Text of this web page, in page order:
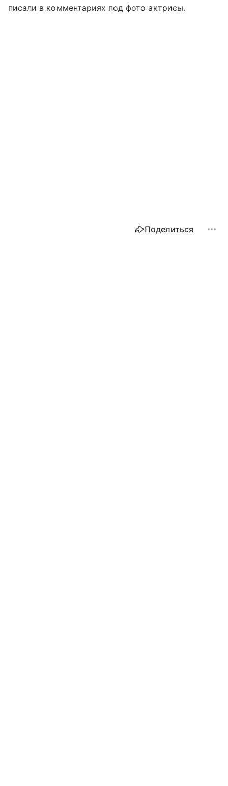
писали в комментариях под фото актрисы.
Поделиться